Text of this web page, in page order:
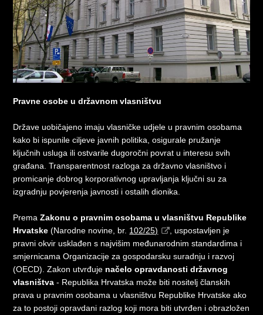
Pravne osobe u državnom vlasništvu
Države uobičajeno imaju vlasničke udjele u pravnim osobama
kako bi ispunile ciljeve javnih politika, osigurale pružanje
ključnih usluga ili ostvarile dugoročni povrat u interesu svih
građana. Transparentnost razloga za državno vlasništvo i
promicanje dobrog korporativnog upravljanja ključni su za
izgradnju povjerenja javnosti i ostalih dionika.
PremaZakonu o pravnim osobama u vlasništvu Republike
Hrvatske (Narodne novine, br. 102/25)
, uspostavljen je
pravni okvir usklađen s najvišim međunarodnim standardima i
smjernicama Organizacije za gospodarsku suradnju i razvoj
(OECD). Zakon utvrđuje načelo opravdanosti državnog
vlasništva - Republika Hrvatska može biti nositelj članskih
prava u pravnim osobama u vlasništvu Republike Hrvatske ako
za to postoji opravdani razlog koji mora biti utvrđen i obrazložen